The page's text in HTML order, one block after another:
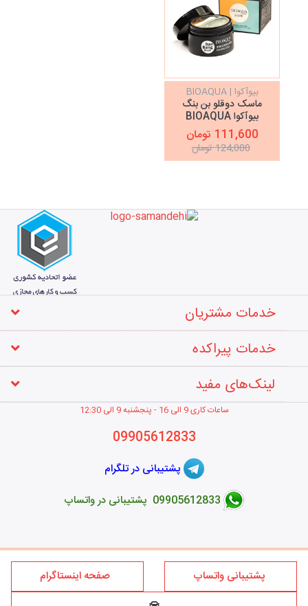
بیوآکوا | BIOAQUA
ماسک دوقلو بن بنگ
بیوآکوا BIOAQUA
111,600 تومان
124,000 تومان
خدمات مشتریان
خدمات پیراکده
لینک‌های مفید
ساعات کاری 9 الی 16 - پنجشنبه 9 الی 12 :30
09905612833
پشتیبانی در تلگرام
09905612833 پشتیبانی در واتساپ
طراحی فروشگاه اینترنتی
کلیه حقوق این سایت متعلق به برند پیراکده می‌باشد؛ استفاده از مطالب
فروشگاه اینترنتی پیراکده فقط برای مقاصد غیر تجاری و با ذکر منبع و درج
پشتیبانی واتساپ صفحه اینستاگرام